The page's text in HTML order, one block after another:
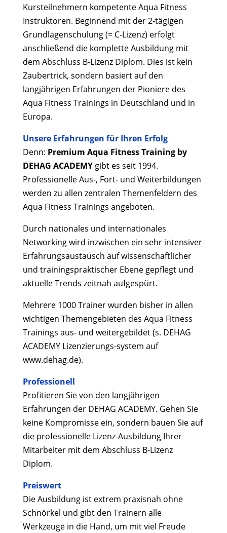
Kursteilnehmern kompetente Aqua Fitness
Instruktoren. Beginnend mit der 2-tägigen
Grundlagenschulung (= C-Lizenz) erfolgt
anschließend die komplette Ausbildung mit
dem Abschluss B-Lizenz Diplom. Dies ist kein
Zaubertrick, sondern basiert auf den
langjährigen Erfahrungen der Pioniere des
Aqua Fitness Trainings in Deutschland und in
Europa.
Unsere Erfahrungen für Ihren Erfolg
Denn: Premium Aqua Fitness Training by
DEHAG ACADEMY gibt es seit 1994.
Professionelle Aus-, Fort- und Weiterbildungen
werden zu allen zentralen Themenfeldern des
Aqua Fitness Trainings angeboten.
Durch nationales und internationales
Networking wird inzwischen ein sehr intensiver
Erfahrungsaustausch auf wissenschaftlicher
und trainingspraktischer Ebene gepflegt und
aktuelle Trends zeitnah aufgespürt.
Mehrere 1000 Trainer wurden bisher in allen
wichtigen Themengebieten des Aqua Fitness
Trainings aus- und weitergebildet (s. DEHAG
ACADEMY Lizenzierungs-system auf
www.dehag.de).
Professionell
Profitieren Sie von den langjährigen
Erfahrungen der DEHAG ACADEMY. Gehen Sie
keine Kompromisse ein, sondern bauen Sie auf
die professionelle Lizenz-Ausbildung Ihrer
Mitarbeiter mit dem Abschluss B-Lizenz
Diplom.
Preiswert
Die Ausbildung ist extrem praxisnah ohne
Schnörkel und gibt den Trainern alle
Werkzeuge in die Hand, um mit viel Freude